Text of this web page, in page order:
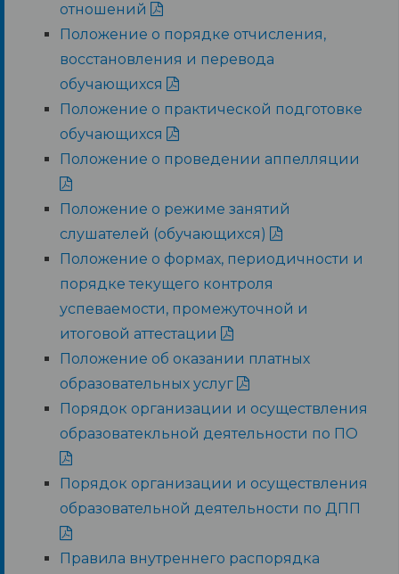
отношений
Положение о порядке отчисления,
восстановления и перевода
обучающихся
Положение о практической подготовке
обучающихся
Положение о проведении аппелляции
Положение о режиме занятий
слушателей (обучающихся)
Положение о формах, периодичности и
порядке текущего контроля
успеваемости, промежуточной и
итоговой аттестации
Положение об оказании платных
образовательных услуг
Порядок организации и осуществления
образоватекльной деятельности по ПО
Порядок организации и осуществления
образовательной деятельности по ДПП
Правила внутреннего распорядка